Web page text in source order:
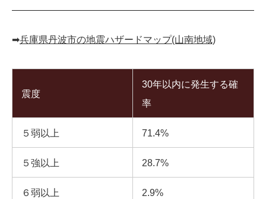
➡︎兵庫県丹波市の地震ハザードマップ(山南地域)
震度
30年以内に発生する確
率
５弱以上 71.4%
５強以上 28.7%
６弱以上 2.9%